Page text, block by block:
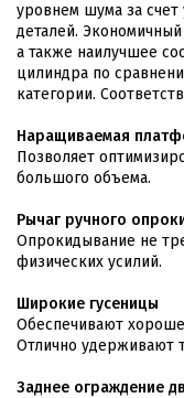
уровнем шума за счет
деталей.
а также наилучшее
цилиндра по
категории.
Наращиваемая
Позволяет
большого объема.
Рычаг ручного
Опрокидывание не
физических усилий.
Широкие гусеницы
Обеспечивают
Отлично удерживают
Заднее ограждение